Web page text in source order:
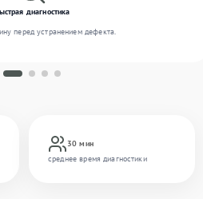
30 мин
среднее время диагностики
диагностика
перед устранением дефекта.